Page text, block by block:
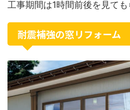
工事期間は1時間前後を見ても
耐震補強の窓リフォーム